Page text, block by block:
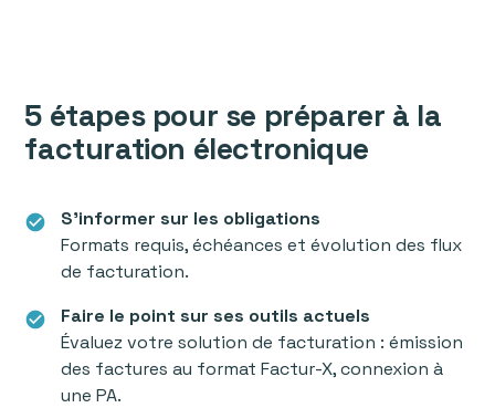
5 étapes pour se préparer à la
facturation électronique
check_circle
S’informer sur les obligations
Formats requis, échéances et évolution des flux
de facturation.
check_circle
Faire le point sur ses outils actuels
Évaluez votre solution de facturation : émission
des factures au format Factur-X, connexion à
une PA.